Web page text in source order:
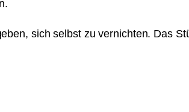
sich selbst zu vernichten. Das